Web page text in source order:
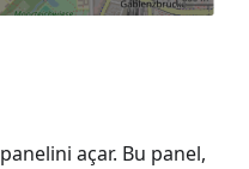
panelini açar. Bu panel,